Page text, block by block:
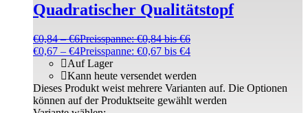
Quadratischer Qualitätstopf
€0,84 –€6Preisspanne: €0,84 bis €6
€0,67 – €4Preisspanne: €0,67 bis €4
Auf Lager
Kann heute versendet werden
Dieses Produkt weist mehrere Varianten auf. Die Optionen
können auf der Produktseite gewählt werden